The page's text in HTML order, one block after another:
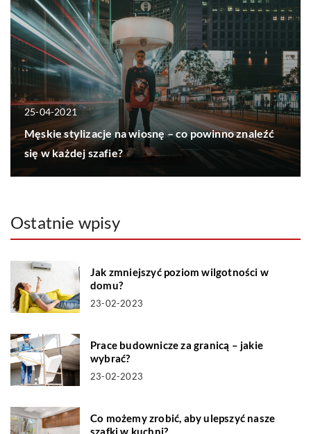
25-04-2021
Męskie stylizacje na wiosnę – co powinno znaleźć
się w każdej szafie?
Ostatnie wpisy
Jak zmniejszyć poziom wilgotności w
domu?
23-02-2023
Prace budownicze za granicą – jakie
wybrać?
23-02-2023
Co możemy zrobić, aby ulepszyć nasze
szafki w kuchni?